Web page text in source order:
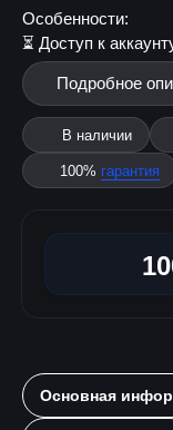
Особенности:
⏳ Доступ к
Подробное
В наличии
100% гарантия
Основная